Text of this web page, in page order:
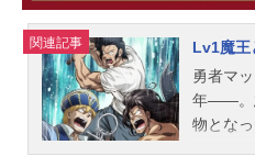
関連記事
Lv1魔王
勇者マ
年――。
物とな